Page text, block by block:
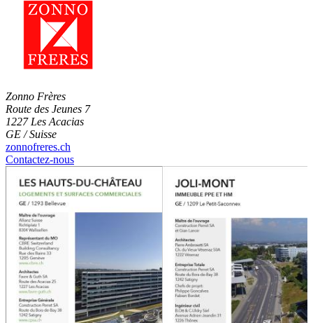
Zonno Frères
Route des Jeunes 7
1227 Les Acacias
GE / Suisse
zonnofreres.ch
Contactez-nous